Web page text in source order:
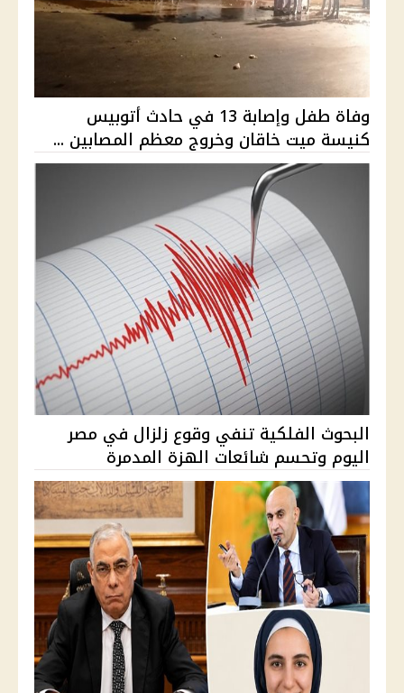
وفاة طفل وإصابة 13 في حادث أتوبيس
كنيسة ميت خاقان وخروج معظم المصابين ...
البحوث الفلكية تنفي وقوع زلزال في مصر
اليوم وتحسم شائعات الهزة المدمرة